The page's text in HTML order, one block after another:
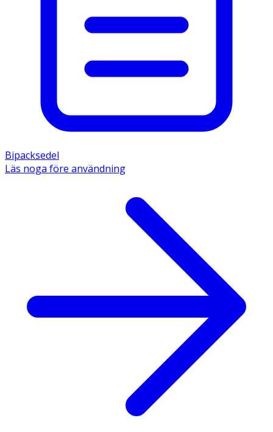
Bipacksedel
Läs noga före användning